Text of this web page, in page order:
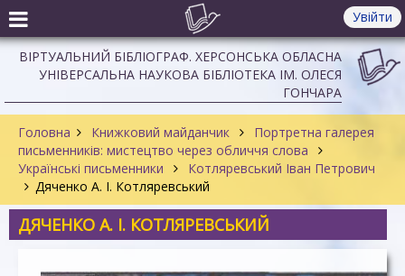
Увійти
ВІРТУАЛЬНИЙ БІБЛІОГРАФ. ХЕРСОНСЬКА ОБЛАСНА
УНІВЕРСАЛЬНА НАУКОВА БІБЛІОТЕКА ІМ. ОЛЕСЯ
ГОНЧАРА
Головна Книжковий майданчик
Портретна галерея
письменників: мистецтво через обличчя слова
Українські письменники
Котляревський Іван Петрович
Дяченко А. І. Котляревський
ДЯЧЕНКО А. І. КОТЛЯРЕВСЬКИЙ